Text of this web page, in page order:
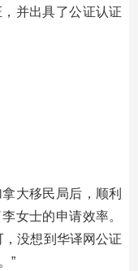
并出具了公证认证
大移民局后，顺利
女士的申请效率。
没想到华译网公证
”